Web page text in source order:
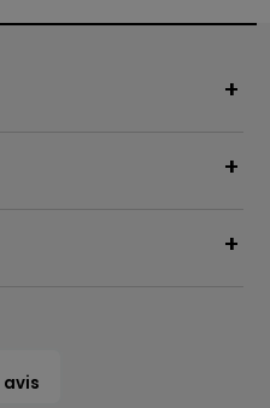
+
+
+
avis